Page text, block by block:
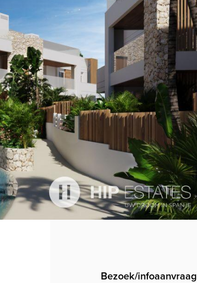
Bezoek/infoaanvraag